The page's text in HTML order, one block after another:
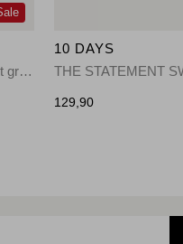
short sleeve knit sweater 1329 light graphite
10 DAYS
129,90